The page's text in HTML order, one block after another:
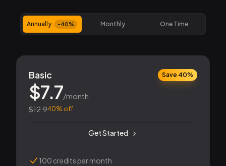
Annually -40% Monthly One Time
Basic Save 40%
$7.7/month
$12.940% off
Get Started
100 credits per month